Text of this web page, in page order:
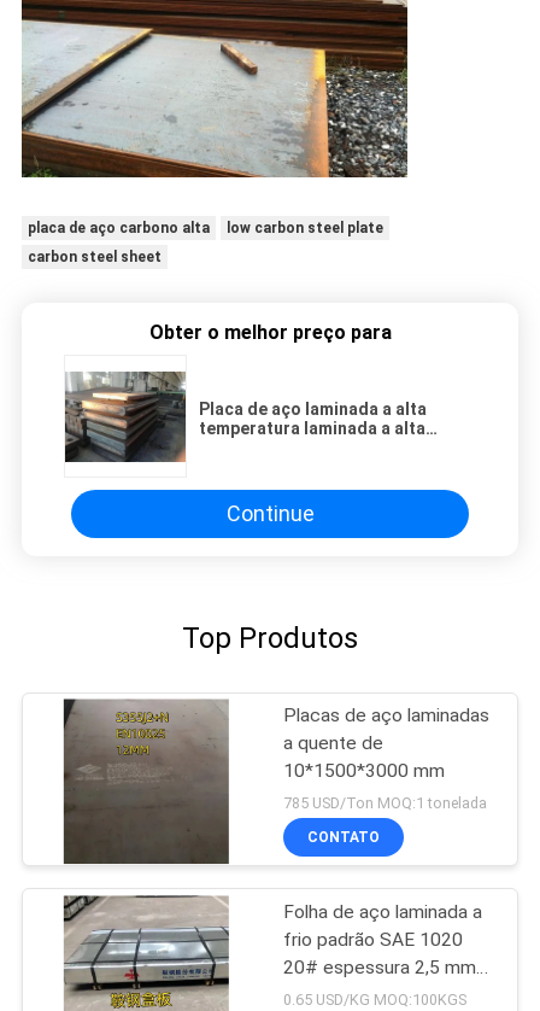
placa de aço carbono alta
low carbon steel plate
carbon steel sheet
Obter o melhor preço para
Placa de aço laminada a alta
temperatura laminada a alta
A36/A36M
Continue
Top Produtos
Placas de aço laminadas
a quente de
10*1500*3000 mm
785 USD/Ton MOQ:1 tonelada
CONTATO
Folha de aço laminada a
frio padrão SAE 1020
20# espessura 2,5 mm
1250*2500mm
0.65 USD/KG MOQ:100KGS